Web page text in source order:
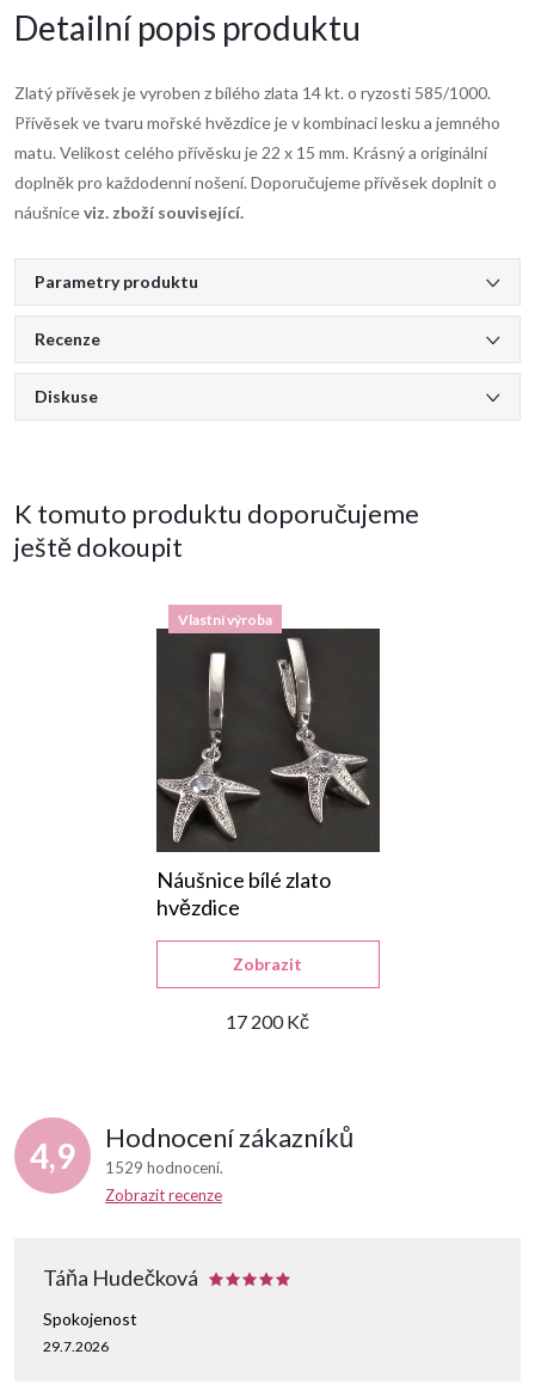
Detailní popis produktu
Zlatý přívěsek je vyroben z bílého zlata 14 kt. o ryzosti 585/1000.
Přívěsek ve tvaru mořské hvězdice je v kombinaci lesku a jemného
matu. Velikost celého přívěsku je 22 x 15 mm. Krásný a originální
doplněk pro každodenní nošení. Doporučujeme přívěsek doplnit o
náušniceviz. zboží související.
Parametry produktu
Recenze
Diskuse
K tomuto produktu doporučujeme
ještě dokoupit
Vlastní výroba
Náušnice bílé zlato
hvězdice
17 200 Kč
Zobrazit
4,9 Hodnocení zákazníků
1529 hodnocení
Zobrazit recenze
Táňa Hudečková
29.7.2026
Spokojenost